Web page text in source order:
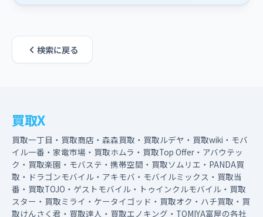
検索に戻る
買取X
買取一丁目・買取商店・森森買取・買取ルデヤ・買取wiki・モバ
イル一番・家電市場・買取ホムラ・買取Top Offer・アバウテッ
ク・買取楽園・モバステ・携帯空間・買取ソムリエ・PANDA買
取・ドラゴンモバイル・アキモバ・モバイルミックス・買取当
番・買取TOJO・ゲストモバイル・トゥインクルモバイル・買取
スター・買取ミライ・ケータイゴッド・買取オク・ハチ買取・買
取けんさく君・買取達人・買取エノキング・TOMIYA富屋の各社